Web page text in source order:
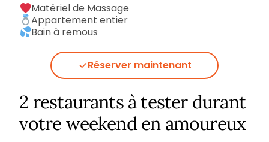
Matériel de Massage
Appartement entier
Bain à remous
Réserver maintenant
2 restaurants à tester durant
votre weekend en amoureux